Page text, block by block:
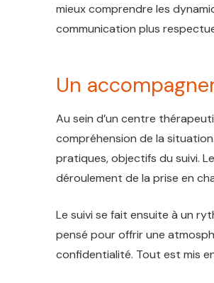
mieux comprendre les
communication plus
Un
Au sein d’un centre
compréhension de la
pratiques, objectifs du suivi.
déroulement de la prise en
Le suivi se fait ensuite à un
pensé pour offrir une
confidentialité. Tout est mis